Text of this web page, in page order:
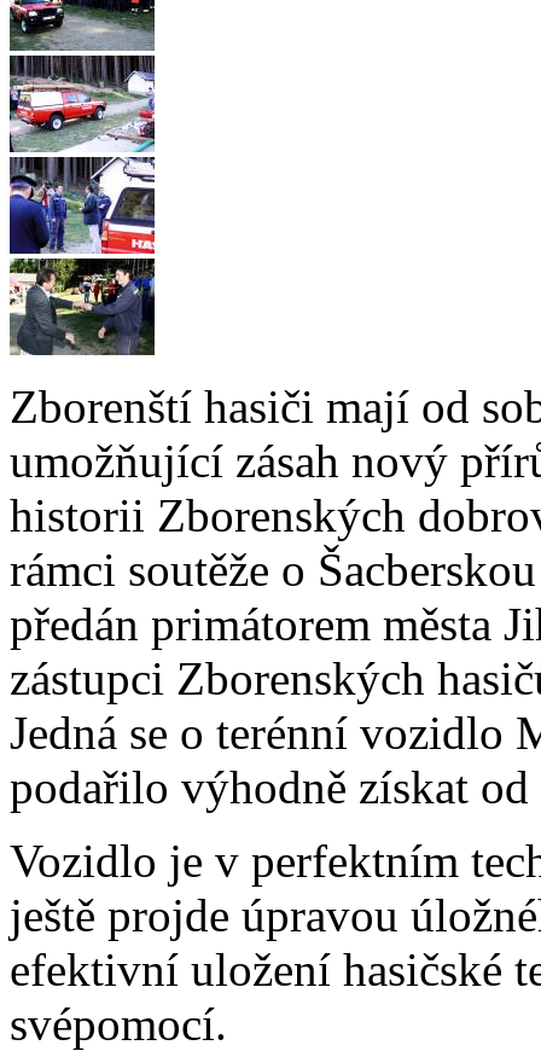
Zborenští hasiči mají od
umožňující zásah nový
historii Zborenských
rámci soutěže o
předán primátorem města
zástupci Zborenských
Jedná se o terénní vozidlo
podařilo výhodně získat
Vozidlo je v perfektním
ještě projde úpravou
efektivní uložení hasičské
svépomocí.